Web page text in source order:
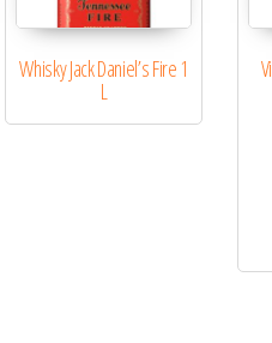
Whisky Jack Daniel’s Fire 1
L